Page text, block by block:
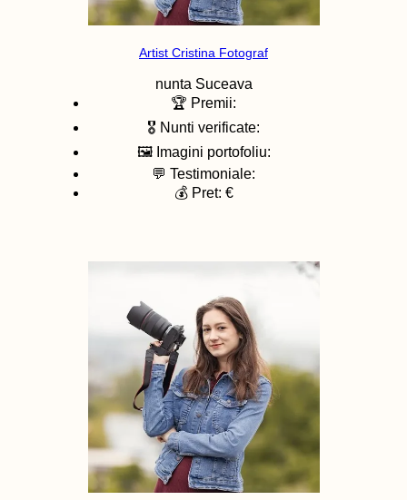
Artist Cristina Fotograf
nunta Suceava
🏆 Premii:
🎖️ Nunti verificate:
🖼️ Imagini portofoliu:
💬 Testimoniale:
💰 Pret: €